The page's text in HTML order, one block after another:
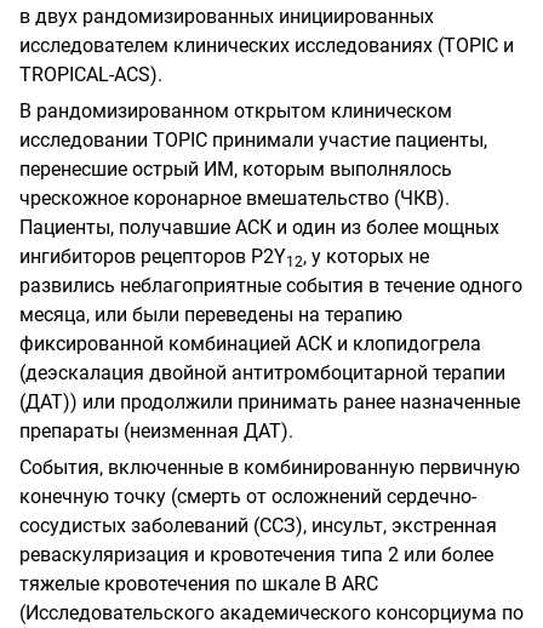
в двух рандомизированных инициированных
исследователем клинических исследованиях (TOPIC и
TROPICAL-ACS).
В рандомизированном открытом клиническом
исследовании TOPIC принимали участие пациенты,
перенесшие острый ИМ, которым выполнялось
чрескожное коронарное вмешательство (ЧКВ).
Пациенты, получавшие АСК и один из более мощных
ингибиторов рецепторов P2Y12, у которых не
развились неблагоприятные события в течение одного
месяца, или были переведены на терапию
фиксированной комбинацией АСК и клопидогрела
(деэскалация двойной антитромбоцитарной терапии
(ДАТ)) или продолжили принимать ранее назначенные
препараты (неизменная ДАТ).
События, включенные в комбинированную первичную
конечную точку (смерть от осложнений сердечно-
сосудистых заболеваний (ССЗ), инсульт, экстренная
реваскуляризация и кровотечения типа 2 или более
тяжелые кровотечения по шкале В ARC
(Исследовательского академического консорциума по